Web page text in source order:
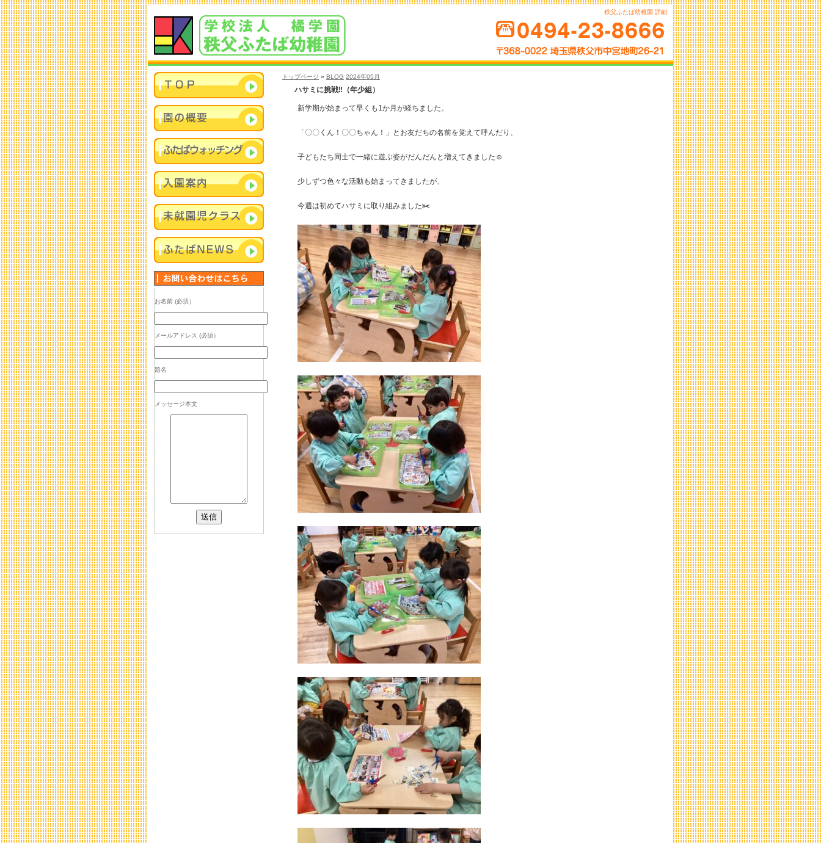
秩父ふたば幼稚園 詳細
トップページ » BLOG 2024年05月
ハサミに挑戦‼️（年少組）
新学期が始まって早くも1か月が経ちました。
「〇〇くん！〇〇ちゃん！」とお友だちの名前を覚えて呼んだり、
子どもたち同士で一緒に遊ぶ姿がだんだんと増えてきました☺️
少しずつ色々な活動も始まってきましたが、
今週は初めてハサミに取り組みました✂️
お名前 (必須）
メールアドレス (必須）
題名
メッセージ本文